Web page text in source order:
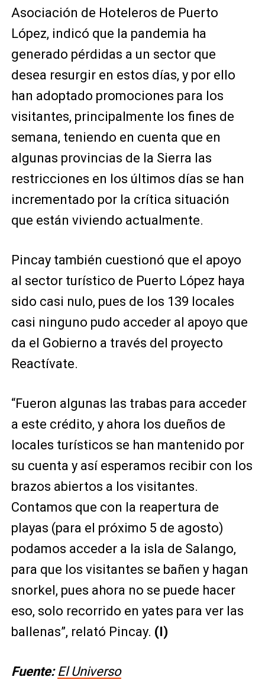
Asociación de Hoteleros de Puerto
López, indicó que la pandemia ha
generado pérdidas a un sector que
desea resurgir en estos días, y por ello
han adoptado promociones para los
visitantes, principalmente los fines de
semana, teniendo en cuenta que en
algunas provincias de la Sierra las
restricciones en los últimos días se han
incrementado por la crítica situación
que están viviendo actualmente.
Pincay también cuestionó que el apoyo
al sector turístico de Puerto López haya
sido casi nulo, pues de los 139 locales
casi ninguno pudo acceder al apoyo que
da el Gobierno a través del proyecto
Reactívate.
“Fueron algunas las trabas para acceder
a este crédito, y ahora los dueños de
locales turísticos se han mantenido por
su cuenta y así esperamos recibir con los
brazos abiertos a los visitantes.
Contamos que con la reapertura de
playas (para el próximo 5 de agosto)
podamos acceder a la isla de Salango,
para que los visitantes se bañen y hagan
snorkel, pues ahora no se puede hacer
eso, solo recorrido en yates para ver las
ballenas”, relató Pincay. (I)
Fuente: El Universo